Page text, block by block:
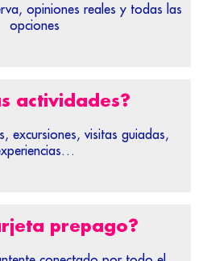
opiniones reales y todas las
opciones
actividades?
excursiones, visitas guiadas,
prepago?